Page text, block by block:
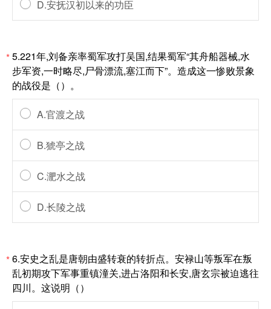
D.安抚汉初以来的功臣
*5.221年,刘备亲率蜀军攻打吴国,结果蜀军“其舟船器械,水
步军资,一时略尽,尸骨漂流,塞江而下”。造成这一惨败景象
的战役是（）。
A.官渡之战
B.猇亭之战
C.淝水之战
D.长陵之战
*6.安史之乱是唐朝由盛转衰的转折点。安禄山等叛军在叛
乱初期攻下军事重镇潼关,进占洛阳和长安,唐玄宗被迫逃往
四川。这说明（）